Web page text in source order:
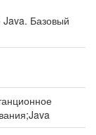
Базовый